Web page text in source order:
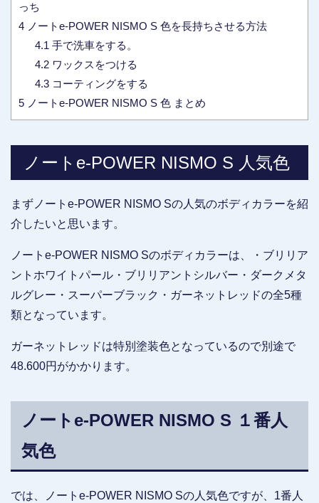
っち
4 ノートe-POWER NISMO S 色を長持ちさせる方法
4.1 手で洗車をする。
4.2ワックスをつける
4.3コーティングをする
5 ノートe-POWER NISMO S 色 まとめ
ノートe-POWER NISMO S 人気色
まずノートe-POWER NISMO Sの人気のボディカラーを紹
介したいと思います。
ノートe-POWER NISMO Sのボディカラーは、・ブリリア
ントホワイトパール・ブリリアントシルバー・ダークメタ
ルグレー・スーパーブラック・ガーネットレッドの全5種
類となっています。
ガーネットレッドは特別塗装色となっているので別途で
48.600円がかかります。
ノートe-POWER NISMO S １番人
気色
では、ノートe-POWER NISMO Sの人気色ですが、1番人